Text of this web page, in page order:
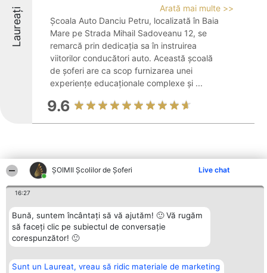
ŞOIMII Școlilor de Șoferi Live chat
16:27
Bună, suntem încântați să vă ajutăm! 🙂 Vă rugăm
să faceți clic pe subiectul de conversație
corespunzător! 🙂
Sunt un Laureat, vreau să ridic materiale de marketing
Laureați
Arată mai multe >>
Școala Auto Danciu Petru, localizată în Baia
Mare pe Strada Mihail Sadoveanu 12, se
remarcă prin dedicația sa în instruirea
viitorilor conducători auto. Această școală
de șoferi are ca scop furnizarea unei
experiențe educaționale complexe și ...
9.6
Alte firme din zonă
Organizator Ranking
BRIGHT SOLUTIONS BR SRL
Aleea Timisul De Sus 2 Bl. A30
București
CUI 36737675
Plebiscyt
Reguli
Statut